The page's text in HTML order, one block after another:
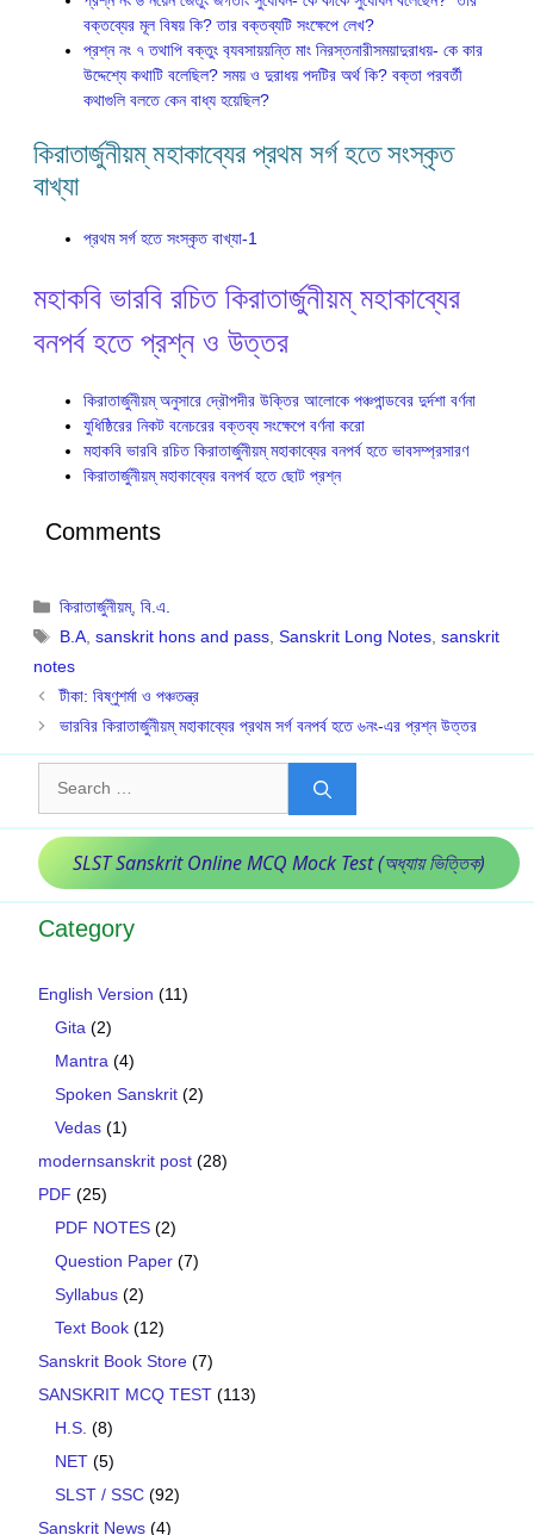
বক্তব্যের মূল বিষয় কি? তার বক্তব্যটি সংক্ষেপে লেখ?
প্রশ্ন নং ৭ তথাপি বক্তুং ব‍্যবসায়য়ন্তি মাং নিরস্তনারীসময়াদুরাধয়- কে কার
উদ্দেশ্যে কথাটি বলেছিল? সময় ও দুরাধয় পদটির অর্থ কি? বক্তা পরবর্তী
কথাগুলি বলতে কেন বাধ্য হয়েছিল?
কিরাতার্জুনীয়ম্ মহাকাব্যের প্রথম সর্গ হতে সংস্কৃত
বাখ্যা
প্রথম সর্গ হতে সংস্কৃত বাখ্যা-1
মহাকবি ভারবি রচিত কিরাতার্জুনীয়ম্ মহাকাব্যের
বনপর্ব হতে প্রশ্ন ও উত্তর
কিরাতার্জুনীয়ম্ অনুসারে দ্রৌপদীর উক্তির আলোকে পঞ্চপান্ডবের দুর্দশা বর্ণনা
যুধিষ্ঠিরের নিকট বনেচরের বক্তব্য সংক্ষেপে বর্ণনা করো
মহাকবি ভারবি রচিত কিরাতার্জুনীয়ম্ মহাকাব্যের বনপর্ব হতে ভাবসম্প্রসারণ
কিরাতার্জুনীয়ম্ মহাকাব্যের বনপর্ব হতে ছোট প্রশ্ন
Comments
Categories
কিরাতার্জুনীয়ম্,বি.এ.
Tags
B.A,sanskrit hons and pass,Sanskrit Long Notes,sanskrit
notes
টীকা: বিষ্ণুশর্মা ও পঞ্চতন্ত্র
ভারবির কিরাতার্জুনীয়ম্ মহাকাব্যের প্রথম সর্গ বনপর্ব হতে ৬নং-এর প্রশ্ন উত্তর
for:
SLST Sanskrit Online MCQ Mock Test (অধ্যায় ভিত্তিক)
Category
English Version (11)
Gita (2)
Mantra (4)
Spoken Sanskrit (2)
Vedas (1)
modernsanskrit post (28)
PDF (25)
PDF NOTES (2)
Question Paper (7)
Syllabus (2)
Text Book (12)
Sanskrit Book Store (7)
SANSKRIT MCQ TEST (113)
H.S. (8)
NET (5)
SLST / SSC (92)
Sanskrit News (4)